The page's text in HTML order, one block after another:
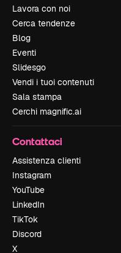
Lavora con noi
Cerca tendenze
Blog
Eventi
Slidesgo
Vendi i tuoi contenuti
Sala stampa
Cerchi magnific.ai
Contattaci
Assistenza clienti
Instagram
YouTube
LinkedIn
TikTok
Discord
X